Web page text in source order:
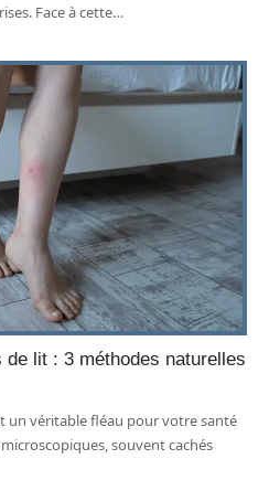
Face à cette…
lit : 3 méthodes naturelles
un véritable fléau pour votre santé
souvent cachés